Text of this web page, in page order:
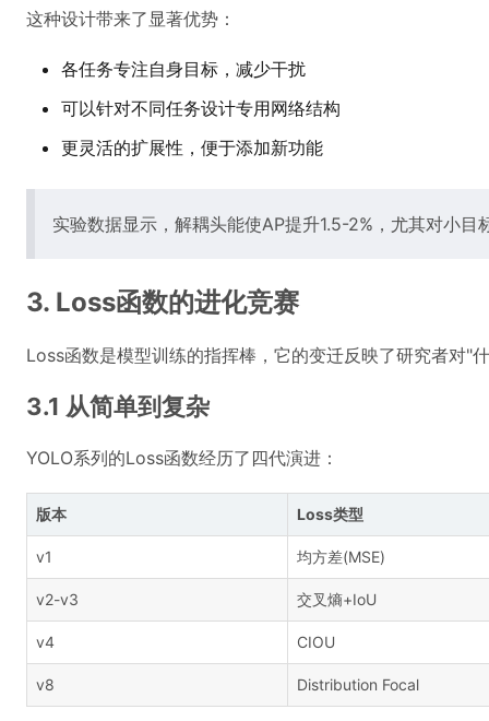
这种设计带来了显著优势：
各任务专注自身目标，减少干扰
可以针对不同任务设计专用网络结构
更灵活的扩展性，便于添加新功能
实验数据显示，解耦头能使AP提升1.5-2%，尤其对小目
3. Loss函数的进化竞赛
Loss函数是模型训练的指挥棒，它的变迁反映了研究者对"
3.1 从简单到复杂
YOLO系列的Loss函数经历了四代演进：
版本 Loss类型
v1 均方差(MSE)
v2-v3 交叉熵+IoU
v4 CIOU
v8 Distribution Focal